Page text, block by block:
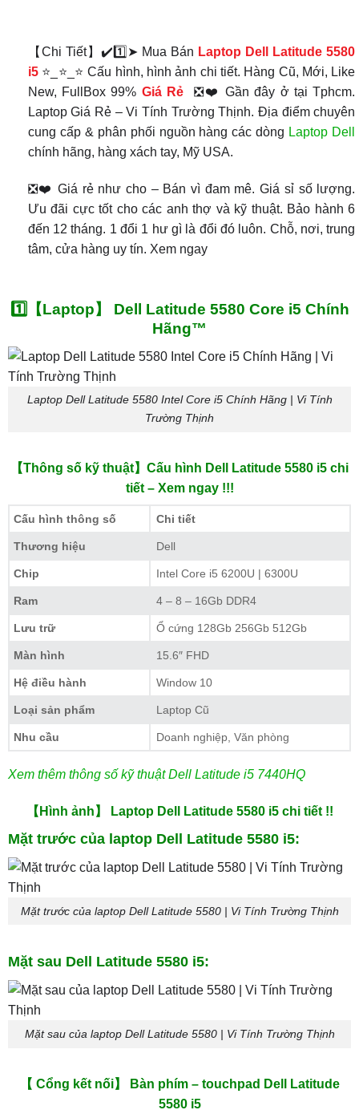
【Chi Tiết】✔️1️⃣➤ Mua Bán Laptop Dell Latitude 5580
i5⭐_⭐_⭐ Cấu hình, hình ảnh chi tiết. Hàng Cũ, Mới, Like
New, FullBox 99% Giá Rẻ ❎❤️ Gần đây ở tại Tphcm.
Laptop Giá Rẻ – Vi Tính Trường Thịnh. Địa điểm chuyên
cung cấp & phân phối nguồn hàng các dòng Laptop Dell
chính hãng, hàng xách tay, Mỹ USA.
❎❤️ Giá rẻ như cho – Bán vì đam mê. Giá sỉ số lượng.
Ưu đãi cực tốt cho các anh thợ và kỹ thuật. Bảo hành 6
đến 12 tháng. 1 đổi 1 hư gì là đổi đó luôn. Chỗ, nơi, trung
tâm, cửa hàng uy tín. Xem ngay
1️⃣【Laptop】 Dell Latitude 5580 Core i5 Chính
Hãng™
Laptop Dell Latitude 5580 Intel Core i5 Chính Hãng | Vi Tính
Trường Thịnh
【Thông số kỹ thuật】Cấu hình Dell Latitude 5580 i5 chi
tiết – Xem ngay !!!
Cấu hình thông số Chi tiết
Thương hiệu Dell
Chip Intel Core i5 6200U | 6300U
Ram 4 – 8 – 16Gb DDR4
Lưu trữ Ổ cứng 128Gb 256Gb 512Gb
Màn hình 15.6″ FHD
Hệ điều hành Window 10
Loại sản phẩm Laptop Cũ
Nhu cầu Doanh nghiệp, Văn phòng
Xem thêm thông số kỹ thuật Dell Latitude i5 7440HQ
【Hình ảnh】 Laptop Dell Latitude 5580 i5 chi tiết !!
Mặt trước của laptop Dell Latitude 5580 i5:
Mặt trước của laptop Dell Latitude 5580 | Vi Tính Trường Thịnh
Mặt sau Dell Latitude 5580 i5:
Mặt sau của laptop Dell Latitude 5580 | Vi Tính Trường Thịnh
【 Cổng kết nối】 Bàn phím – touchpad Dell Latitude
5580 i5